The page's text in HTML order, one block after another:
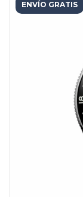
ENVÍO GRATIS